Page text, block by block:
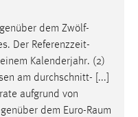
dem Zwölf-
Der Referenzzeit-
Kalenderjahr. (2)
am durchschnitt- [...]
aufgrund von
dem Euro-Raum